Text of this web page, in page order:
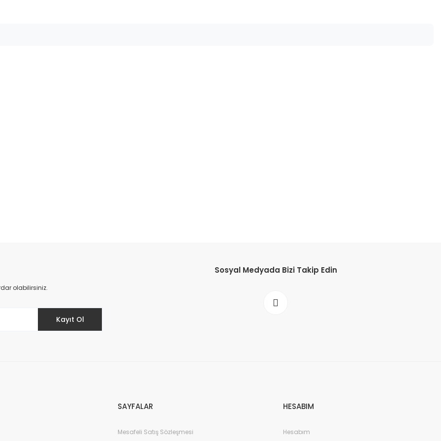
olabilirsiniz.
Kayıt Ol
Sosyal Medyada Bizi Takip Edin
SAYFALAR
Mesafeli Satış Sözleşmesi
HESABIM
Hesabım